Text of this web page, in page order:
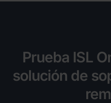
Prueba ISL
solución de